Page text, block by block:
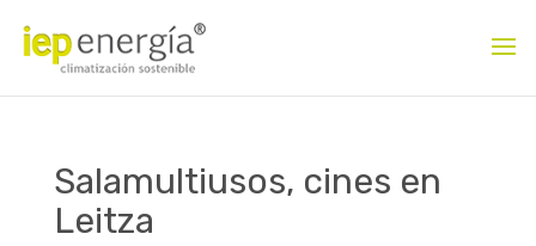
Salamultiusos, cines en
Leitza